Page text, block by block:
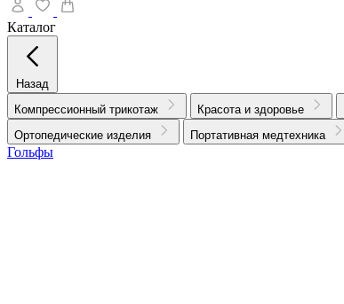
Каталог
Назад
Компрессионный трикотаж
Красота и здоровье
Ортопедические изделия
Портативная медтехника
Гольфы